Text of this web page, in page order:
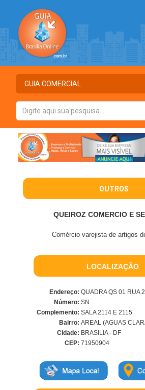
OUTROS
QUEIROZ COMERCIO E
Comércio varejista de artigos
LOCALIZAÇÃO
Endereço: QUADRA QS 01 RUA
Número: SN
Complemento: SALA 2114 E 2115
Bairro: AREAL (AGUAS
Cidade: BRASILIA - DF
CEP: 71950904